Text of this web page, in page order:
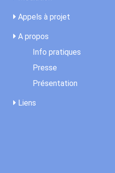
Appels à projet
A propos
Info pratiques
Presse
Présentation
Liens